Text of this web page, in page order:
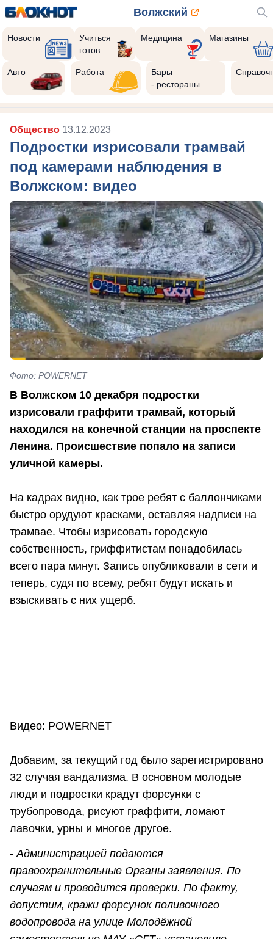
Волжский
Новости
Учиться
готов
Медицина Магазины
Авто Работа
Бары
- рестораны
Общество 13.12.2023
Подростки изрисовали трамвай
под камерами наблюдения в
Волжском: видео
Фото: POWERNET
В Волжском 10 декабря подростки
изрисовали граффити трамвай, который
находился на конечной станции на проспекте
Ленина. Происшествие попало на записи
уличной камеры.
На кадрах видно, как трое ребят с баллончиками
быстро орудуют красками, оставляя надписи на
трамвае. Чтобы изрисовать городскую
собственность, гриффитистам понадобилась
всего пара минут. Запись опубликовали в сети и
теперь, судя по всему, ребят будут искать и
взыскивать с них ущерб.
Видео: POWERNET
Добавим, за текущий год было зарегистрировано
32 случая вандализма. В основном молодые
люди и подростки крадут форсунки с
трубопровода, рисуют граффити, ломают
лавочки, урны и многое другое.
-Администрацией подаются
правоохранительные Органы заявления. По
случаям и проводится проверки. По факту,
допустим, кражи форсунок поливочного
водопровода на улице Молодёжной